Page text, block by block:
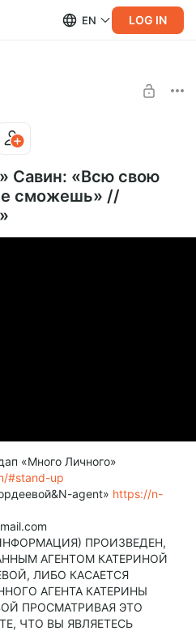
EN LOG IN
Савин: «Всю свою
сможешь» //
«Много Личного»
#stand-up
agent» https://n-
ПРОИЗВЕДЕН,
АГЕНТОМ КАТЕРИНОЙ
ЛИБО КАСАЕТСЯ
АГЕНТА КАТЕРИНЫ
ПРОСМАТРИВАЯ ЭТО
ЧТО ВЫ ЯВЛЯЕТЕСЬ